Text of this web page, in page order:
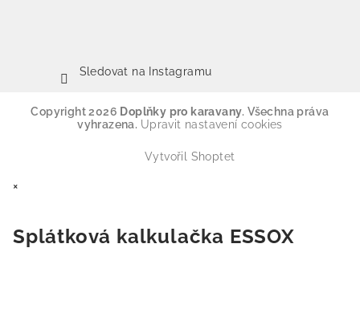
Sledovat na Instagramu
Copyright 2026 Doplňky pro karavany. Všechna práva
vyhrazena. Upravit nastavení cookies
Vytvořil Shoptet
×
Splátková kalkulačka ESSOX